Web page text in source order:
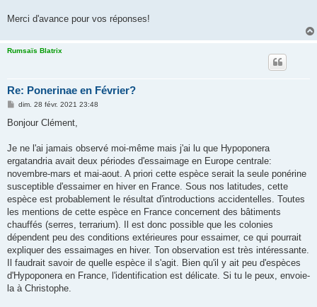
Merci d'avance pour vos réponses!
Rumsaïs Blatrix
Re: Ponerinae en Février?
M
s
g
dim. 28 févr. 2021 23:48
Bonjour Clément,
Je ne l'ai jamais observé moi-même mais j'ai lu que Hypoponera
ergatandria avait deux périodes d'essaimage en Europe centrale:
novembre-mars et mai-aout. A priori cette espèce serait la seule ponérine
susceptible d'essaimer en hiver en France. Sous nos latitudes, cette
espèce est probablement le résultat d'introductions accidentelles. Toutes
les mentions de cette espèce en France concernent des bâtiments
chauffés (serres, terrarium). Il est donc possible que les colonies
dépendent peu des conditions extérieures pour essaimer, ce qui pourrait
expliquer des essaimages en hiver. Ton observation est très intéressante.
Il faudrait savoir de quelle espèce il s'agit. Bien qu'il y ait peu d'espèces
d'Hypoponera en France, l'identification est délicate. Si tu le peux, envoie-
la à Christophe.